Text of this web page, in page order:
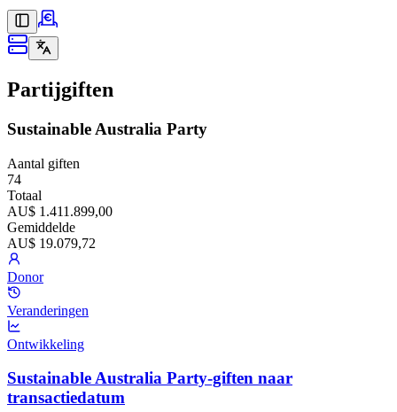
Partijgiften
Sustainable Australia Party
Aantal giften
74
Totaal
AU$ 1.411.899,00
Gemiddelde
AU$ 19.079,72
Donor
Veranderingen
Ontwikkeling
Sustainable Australia Party-giften naar
transactiedatum